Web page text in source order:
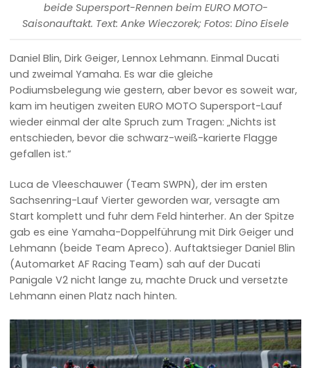
beide Supersport-Rennen beim EURO MOTO-
Saisonauftakt. Text: Anke Wieczorek; Fotos: Dino Eisele
Daniel Blin, Dirk Geiger, Lennox Lehmann. Einmal Ducati
und zweimal Yamaha. Es war die gleiche
Podiumsbelegung wie gestern, aber bevor es soweit war,
kam im heutigen zweiten EURO MOTO Supersport-Lauf
wieder einmal der alte Spruch zum Tragen: „Nichts ist
entschieden, bevor die schwarz-weiß-karierte Flagge
gefallen ist.“
Luca de Vleeschauwer (Team SWPN), der im ersten
Sachsenring-Lauf Vierter geworden war, versagte am
Start komplett und fuhr dem Feld hinterher. An der Spitze
gab es eine Yamaha-Doppelführung mit Dirk Geiger und
Lehmann (beide Team Apreco). Auftaktsieger Daniel Blin
(Automarket AF Racing Team) sah auf der Ducati
Panigale V2 nicht lange zu, machte Druck und versetzte
Lehmann einen Platz nach hinten.